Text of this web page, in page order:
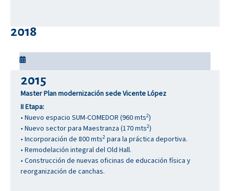
2018
2015
Master Plan modernización sede Vicente López
II Etapa:
• Nuevo espacio SUM-COMEDOR (960 mts2)
• Nuevo sector para Maestranza (170 mts2)
• Incorporación de 800 mts2 para la práctica deportiva.
• Remodelación integral del Old Hall.
• Construcción de nuevas oficinas de educación física y
reorganización de canchas.